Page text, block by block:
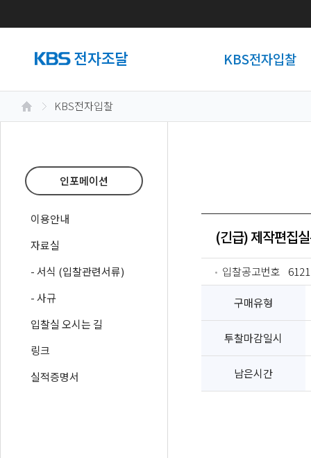
KBS전자입찰
KBS전자입찰
인포메이션
이용안내
자료실
- 서식 (입찰관련서류)
- 사규
입찰실 오시는 길
링크
실적증명서
(긴급) 제작편집
입찰공고번호
구매유형
투찰마감일시
남은시간